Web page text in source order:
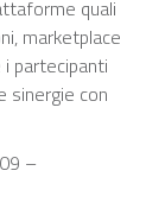
quali
marketplace
partecipanti
sinergie con
–